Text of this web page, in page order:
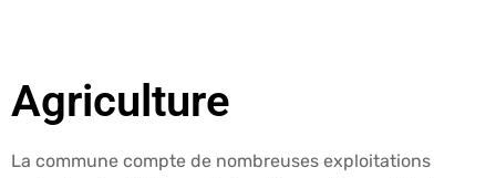
Agriculture
La commune compte de nombreuses exploitations